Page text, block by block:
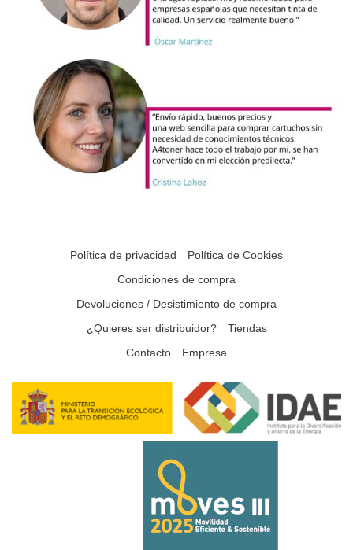
Política de privacidad
Política de Cookies
Condiciones de compra
Devoluciones / Desistimiento de compra
¿Quieres ser distribuidor?
Tiendas
Contacto
Empresa